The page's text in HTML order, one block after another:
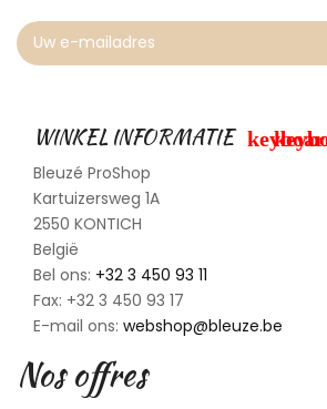
WINKEL INFORMATIE
Bleuzé ProShop
Kartuizersweg 1A
2550 KONTICH
België
Bel ons: +32 3 450 93 11
Fax: +32 3 450 93 17
E-mail ons: webshop@bleuze.be
Nos offres